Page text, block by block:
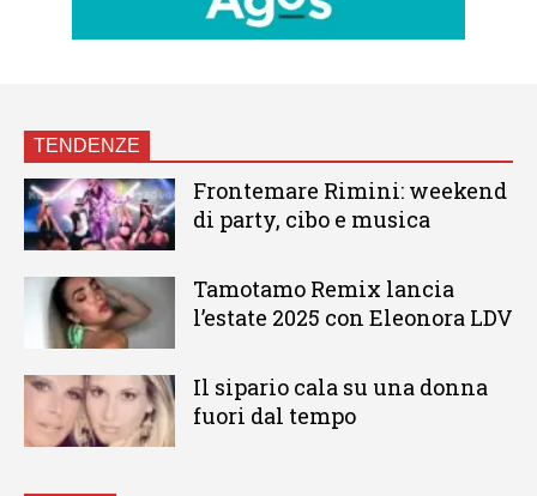
TENDENZE
Frontemare Rimini: weekend
di party, cibo e musica
Tamotamo Remix lancia
l’estate 2025 con Eleonora LDV
Il sipario cala su una donna
fuori dal tempo